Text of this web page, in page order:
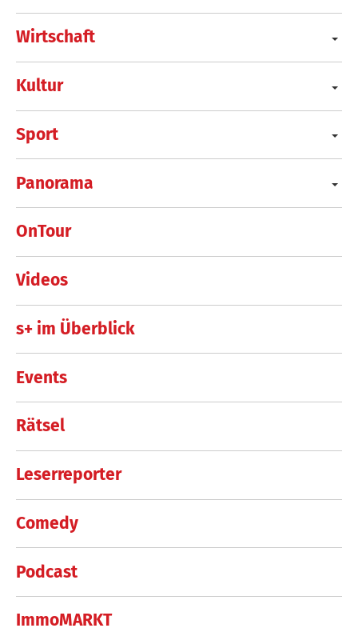
Wirtschaft
Kultur
Sport
Panorama
OnTour
Videos
s+ im Überblick
Events
Rätsel
Leserreporter
Comedy
Podcast
ImmoMARKT